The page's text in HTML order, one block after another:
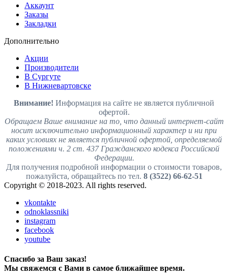
Аккаунт
Заказы
Закладки
Дополнительно
Акции
Производители
В Сургуте
В Нижневартовске
Внимание! Информация на сайте не является публичной
офертой.
Обращаем Ваше внимание на то, что данный интернет-сайт
носит исключительно информационный характер и ни при
каких условиях не является публичной офертой, определяемой
положениями ч. 2 ст. 437 Гражданского кодекса Российской
Федерации.
Для получения подробной информации о стоимости товаров,
пожалуйста, обращайтесь по тел. 8 (3522) 66-62-51
Copyright © 2018-2023. All rights reserved.
vkontakte
odnoklassniki
instagram
facebook
youtube
Спасибо за Ваш заказ!
Мы свяжемся с Вами в самое ближайшее время.